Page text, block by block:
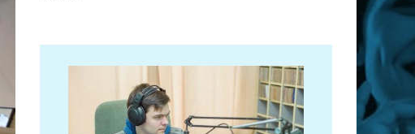
À l'étranger
Découvrir le monde